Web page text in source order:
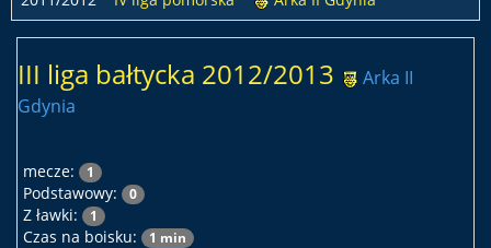
III liga bałtycka 2012/2013
Arka II
Gdynia
mecze: 1
Podstawowy: 0
Z ławki: 1
Czas na boisku: 1 min